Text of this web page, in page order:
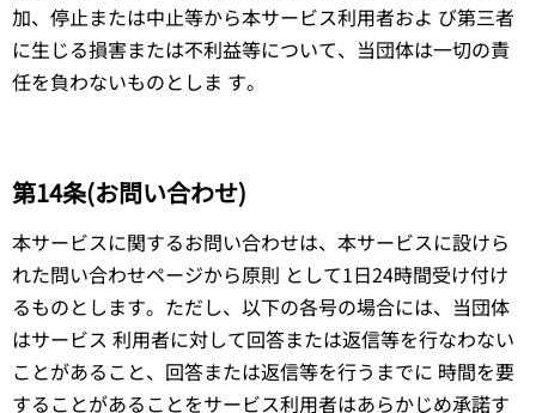
加、停止または中止等から本サービス利用者およ び第三者
に生じる損害または不利益等について、当団体は一切の責
任を負わないものとしま す。
第14条(お問い合わせ)
本サービスに関するお問い合わせは、本サービスに設けら
れた問い合わせページから原則 として1日24時間受け付け
るものとします。ただし、以下の各号の場合には、当団体
はサービス 利用者に対して回答または返信等を行なわない
ことがあること、回答または返信等を行うまでに 時間を要
することがあることをサービス利用者はあらかじめ承諾す